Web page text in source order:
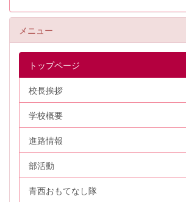
メニュー
トップページ
校長挨拶
学校概要
進路情報
部活動
青西おもてなし隊